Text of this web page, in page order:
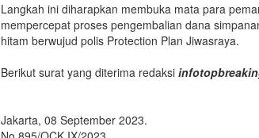
Langkah ini diharapkan membuka mata para
mempercepat proses pengembalian dana
hitam berwujud polis Protection Plan Jiwasraya.
Berikut surat yang diterima redaksi
Jakarta, 08 September 2023.